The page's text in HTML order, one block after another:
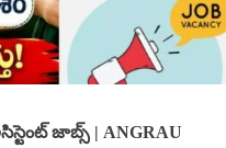
జాబ్స్ | ANGRAU